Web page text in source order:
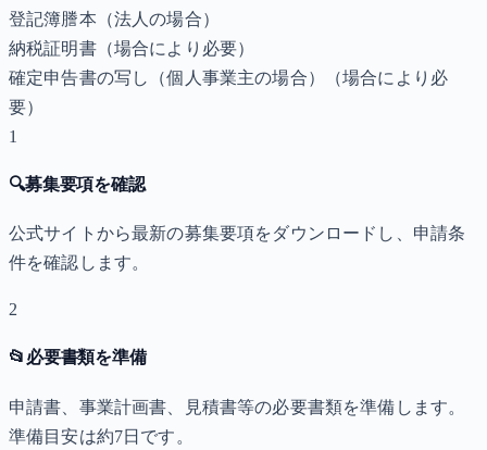
登記簿謄本（法人の場合）
納税証明書（場合により必要）
確定申告書の写し（個人事業主の場合）
（場合により必
要）
1
🔍募集要項を確認
公式サイトから最新の募集要項をダウンロードし、申請条
件を確認します。
2
📂 必要書類を準備
申請書、事業計画書、見積書等の必要書類を準備します。
準備目安は約7日です。